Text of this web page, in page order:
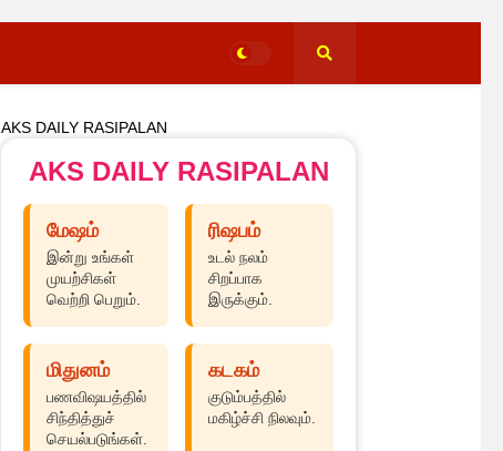
AKS DAILY RASIPALAN
AKS DAILY RASIPALAN
மேஷம்
இன்று உங்கள்
முயற்சிகள்
வெற்றி பெறும்.
ரிஷபம்
உடல் நலம்
சிறப்பாக
இருக்கும்.
மிதுனம்
பணவிஷயத்தில்
சிந்தித்துச்
செயல்படுங்கள்.
கடகம்
குடும்பத்தில்
மகிழ்ச்சி நிலவும்.